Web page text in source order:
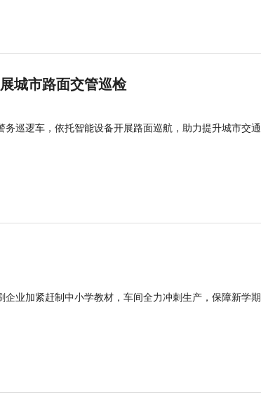
城市路面交管巡检
务巡逻车，依托智能设备开展路面巡航，助力提升城市交
企业加紧赶制中小学教材，车间全力冲刺生产，保障新学